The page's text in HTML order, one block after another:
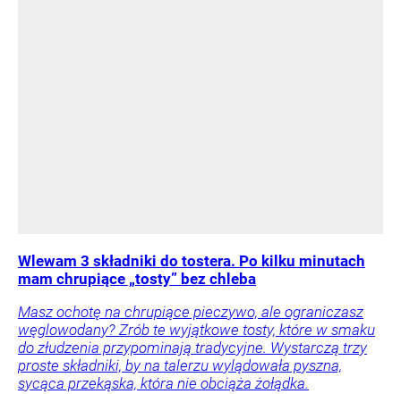
Wlewam 3 składniki do tostera. Po kilku minutach
mam chrupiące „tosty” bez chleba
Masz ochotę na chrupiące pieczywo, ale ograniczasz
węglowodany? Zrób te wyjątkowe tosty, które w smaku
do złudzenia przypominają tradycyjne. Wystarczą trzy
proste składniki, by na talerzu wylądowała pyszna,
sycąca przekąska, która nie obciąża żołądka.